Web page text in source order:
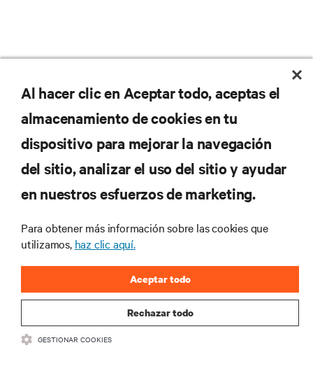
No se pierda nunca una
oferta
Regístrese en nuestra lista de correos
para recibir las últimas novedades de
industria de Vertiv.
REGISTRARSE
Al hacer clic en Aceptar todo, aceptas el
almacenamiento de cookies en tu
dispositivo para mejorar la navegación
del sitio, analizar el uso del sitio y ayudar
en nuestros esfuerzos de marketing.
Para obtener más información sobre las cookies que
utilizamos, haz clic aquí.
Rechazar todo
Aceptar todo
GESTIONAR COOKIES